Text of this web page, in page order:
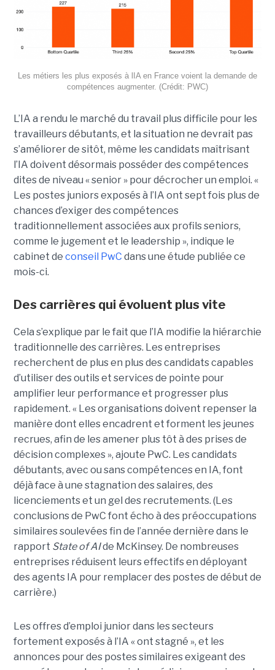
Les métiers les plus exposés à lIA en France voient la demande de
compétences augmenter. (Crédit: PWC)
L’IA a rendu le marché du travail plus difficile pour les
travailleurs débutants, et la situation ne devrait pas
s’améliorer de sitôt, même les candidats maîtrisant
l’IA doivent désormais posséder des compétences
dites de niveau « senior » pour décrocher un emploi. «
Les postes juniors exposés à l’IA ont sept fois plus de
chances d’exiger des compétences
traditionnellement associées aux profils seniors,
comme le jugement et le leadership », indique le
cabinet de conseil PwC dans une étude publiée ce
mois-ci.
Des carrières qui évoluent plus vite
Cela s’explique par le fait que l’IA modifie la hiérarchie
traditionnelle des carrières. Les entreprises
recherchent de plus en plus des candidats capables
d’utiliser des outils et services de pointe pour
amplifier leur performance et progresser plus
rapidement. « Les organisations doivent repenser la
manière dont elles encadrent et forment les jeunes
recrues, afin de les amener plus tôt à des prises de
décision complexes », ajoute PwC. Les candidats
débutants, avec ou sans compétences en IA, font
déjà face à une stagnation des salaires, des
licenciements et un gel des recrutements. (Les
conclusions de PwC font écho à des préoccupations
similaires soulevées fin de l’année dernière dans le
rapport State of AIde McKinsey. De nombreuses
entreprises réduisent leurs effectifs en déployant
des agents IA pour remplacer des postes de début de
carrière.)
Les offres d’emploi junior dans les secteurs
fortement exposés à l’IA « ont stagné », et les
annonces pour des postes similaires exigeant des